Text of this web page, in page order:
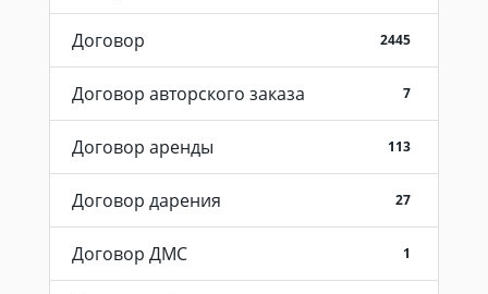
Договор 2445
Договор авторского заказа 7
Договор аренды 113
Договор дарения 27
Договор ДМС 1